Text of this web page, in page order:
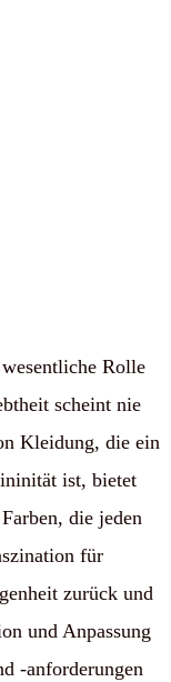
Rolle
scheint nie
Kleidung, die ein
ist, bietet
die jeden
für
zurück und
und Anpassung
-anforderungen